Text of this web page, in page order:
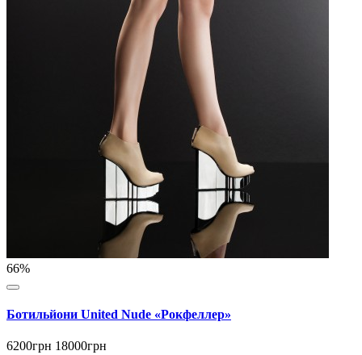
66%
Ботильйони United Nude «Рокфеллер»
6200грн 18000грн